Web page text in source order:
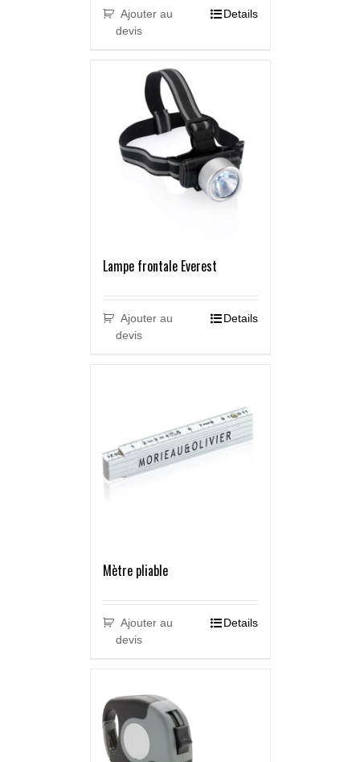
Ajouter au
devis
Details
Lampe frontale Everest
Ajouter au
devis
Details
Mètre pliable
Ajouter au
devis
Details